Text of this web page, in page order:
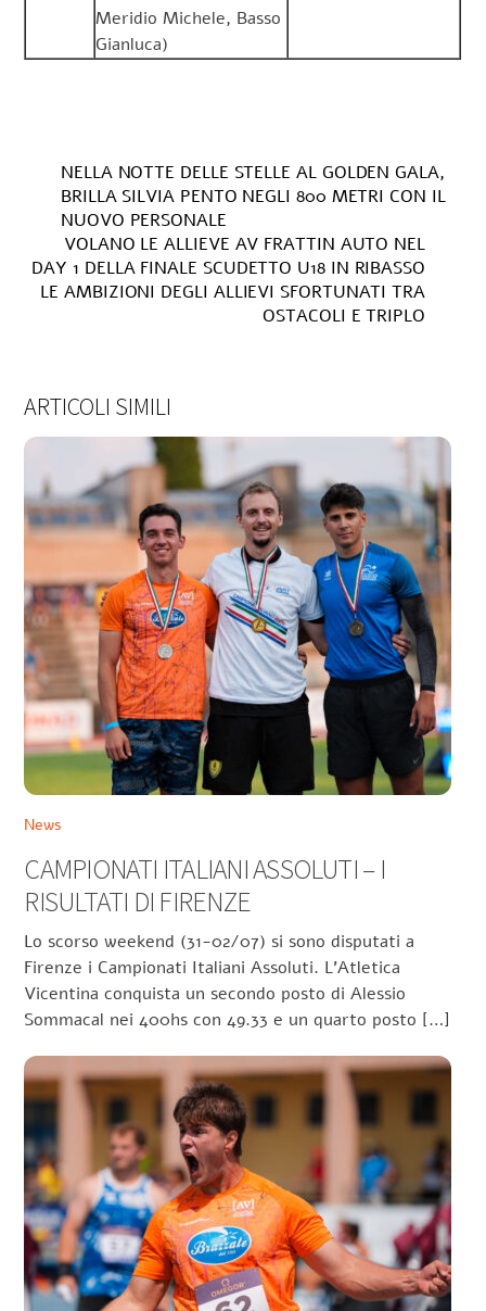
Meridio Michele, Basso
Gianluca)
NELLA NOTTE DELLE STELLE AL GOLDEN GALA,
BRILLA SILVIA PENTO NEGLI 800 METRI CON IL
NUOVO PERSONALE
VOLANO LE ALLIEVE AV FRATTIN AUTO NEL
DAY 1 DELLA FINALE SCUDETTO U18 IN RIBASSO
LE AMBIZIONI DEGLI ALLIEVI SFORTUNATI TRA
OSTACOLI E TRIPLO
ARTICOLI SIMILI
News
CAMPIONATI ITALIANI ASSOLUTI – I
RISULTATI DI FIRENZE
Lo scorso weekend (31-02/07) si sono disputati a
Firenze i Campionati Italiani Assoluti. L’Atletica
Vicentina conquista un secondo posto di Alessio
Sommacal nei 400hs con 49.33 e un quarto posto […]